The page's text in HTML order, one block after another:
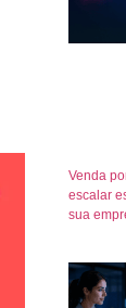
Venda
escalar
sua